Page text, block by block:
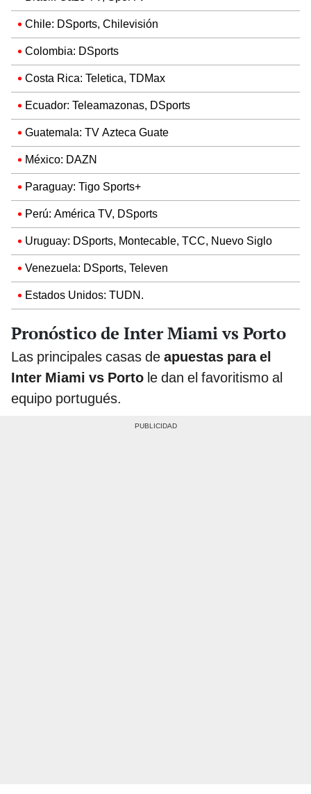
Chile: DSports, Chilevisión
Colombia: DSports
Costa Rica: Teletica, TDMax
Ecuador: Teleamazonas, DSports
Guatemala: TV Azteca Guate
México: DAZN
Paraguay: Tigo Sports+
Perú: América TV, DSports
Uruguay: DSports, Montecable, TCC, Nuevo Siglo
Venezuela: DSports, Televen
Estados Unidos: TUDN.
Pronóstico de Inter Miami vs Porto
Las principales casas de apuestas para el
Inter Miami vs Porto le dan el favoritismo al
equipo portugués.